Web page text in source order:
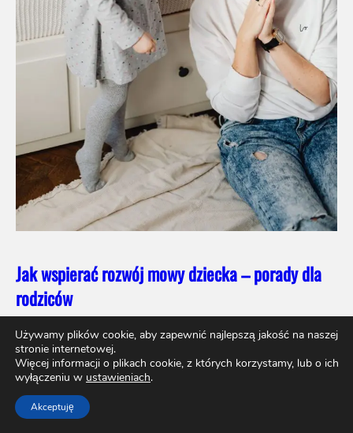
Jak wspierać rozwój mowy dziecka – porady dla
rodziców
Używamy plików cookie, aby zapewnić najlepszą jakość na naszej
stronie internetowej.
Więcej informacji o plikach cookie, z których korzystamy, lub o ich
wyłączeniu w ustawieniach.
Akceptuję